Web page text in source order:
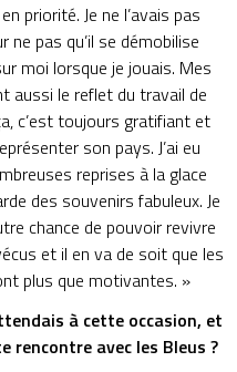
priorité. Je ne l’avais pas
ne pas qu’il se démobilise
moi lorsque je jouais. Mes
aussi le reflet du travail de
c’est toujours gratifiant et
son pays. J’ai eu
reprises à la glace
des souvenirs fabuleux. Je
chance de pouvoir revivre
et il en va de soit que les
plus que motivantes. »
à cette occasion, et
rencontre avec les Bleus ?